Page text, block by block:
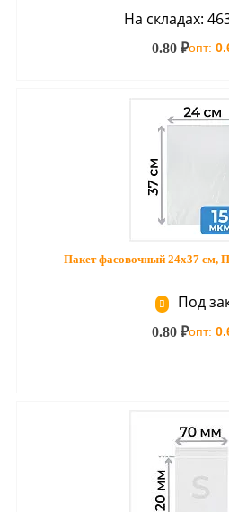
На складах:
0.80 ₽опт:
Пакет фасовочный 24х37 см,
Под
0.80 ₽опт: